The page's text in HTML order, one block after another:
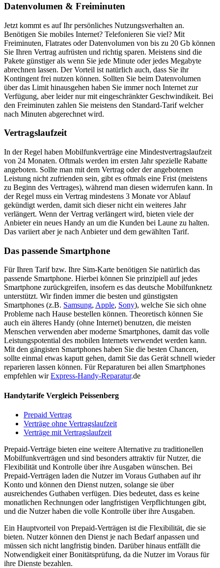
Datenvolumen & Freiminuten
Jetzt kommt es auf Ihr persönliches Nutzungsverhalten an.
Benötigen Sie mobiles Internet? Telefonieren Sie viel? Mit
Freiminuten, Flatrates oder Datenvolumen von bis zu 20 Gb können
Sie Ihren Vertrag aufrüsten und richtig sparen. Meistens sind die
Pakete günstiger als wenn Sie jede Minute oder jedes Megabyte
abrechnen lassen. Der Vorteil ist natürlich auch, dass Sie ihr
Kontingent frei nutzen können. Sollten Sie beim Datenvolumen
über das Limit hinausgehen haben Sie immer noch Internet zur
Verfügung, aber leider nur mit eingeschränkter Geschwindikeit. Bei
den Freiminuten zahlen Sie meistens den Standard-Tarif welcher
nach Minuten abgerechnet wird.
Vertragslaufzeit
In der Regel haben Mobilfunkverträge eine Mindestvertragslaufzeit
von 24 Monaten. Oftmals werden im ersten Jahr spezielle Rabatte
angeboten. Sollte man mit dem Vertrag oder der angebotenen
Leistung nicht zufrienden sein, gibt es oftmals eine Frist (meistens
zu Beginn des Vertrages), während man diesen widerrufen kann. In
der Regel muss ein Vertrag mindestens 3 Monate vor Ablauf
gekündigt werden, damit sich dieser nicht ein weiteres Jahr
verlängert. Wenn der Vertrag verlängert wird, bieten viele der
Anbieter ein neues Handy an um die Kunden bei Laune zu halten.
Das variiert aber je nach Anbieter und dem gewählten Tarif.
Das passende Smartphone
Für Ihren Tarif bzw. Ihre Sim-Karte benötigen Sie natürlich das
passende Smartphone. Hierbei können Sie prinzipiell auf jedes
Smartphone zurückgreifen, insofern es das deutsche Mobilfunknetz
unterstützt. Wir finden immer die besten und günstigsten
Smartphones (z.B. Samsung, Apple, Sony), welche Sie sich ohne
Probleme nach Hause bestellen können. Theoretisch können Sie
auch ein älteres Handy (ohne Internet) benutzen, die meisten
Menschen verwenden aber moderne Smartphones, damit das volle
Leistungspotential des mobilen Internets verwendet werden kann.
Mit den gängisten Smartphones haben Sie die besten Chancen,
sollte einmal etwas kaputt gehen, damit Sie das Gerät schnell wieder
reparieren lassen können. Für Reparaturen bei allen Smartphones
empfehlen wirExpress-Handy-Reparatur.de
Handytarife Vergleich Peissenberg
Prepaid Vertrag
Verträge ohne Vertragslaufzeit
Verträge mit Vertragslaufzeit
Prepaid-Verträge bieten eine weitere Alternative zu traditionellen
Mobilfunkverträgen und sind besonders attraktiv für Nutzer, die
Flexibilität und Kontrolle über ihre Ausgaben wünschen. Bei
Prepaid-Verträgen laden die Nutzer im Voraus Guthaben auf ihr
Konto und können den Dienst nutzen, solange sie über
ausreichendes Guthaben verfügen. Dies bedeutet, dass es keine
monatlichen Rechnungen oder langfristigen Verpflichtungen gibt,
und die Nutzer haben die volle Kontrolle über ihre Ausgaben.
Ein Hauptvorteil von Prepaid-Verträgen ist die Flexibilität, die sie
bieten. Nutzer können den Dienst je nach Bedarf anpassen und
müssen sich nicht langfristig binden. Darüber hinaus entfällt die
Notwendigkeit einer Bonitätsprüfung, da die Nutzer im Voraus für
ihre Dienste bezahlen.